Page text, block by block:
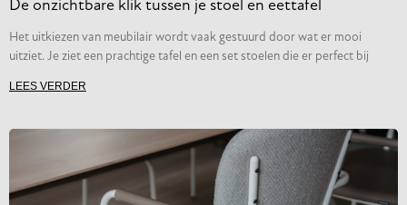
De onzichtbare klik tussen je stoel en eettafel
Het uitkiezen van meubilair wordt vaak gestuurd door wat er mooi
uitziet. Je ziet een prachtige tafel en een set stoelen die er perfect bij
LEES VERDER